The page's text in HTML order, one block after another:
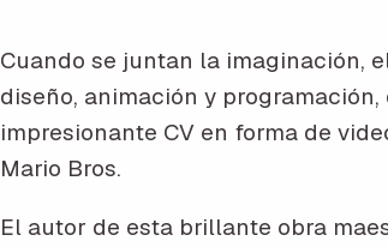
Cuando se juntan la imaginación,
diseño, animación y
impresionante CV en forma de
Mario Bros.
El autor de esta brillante obra